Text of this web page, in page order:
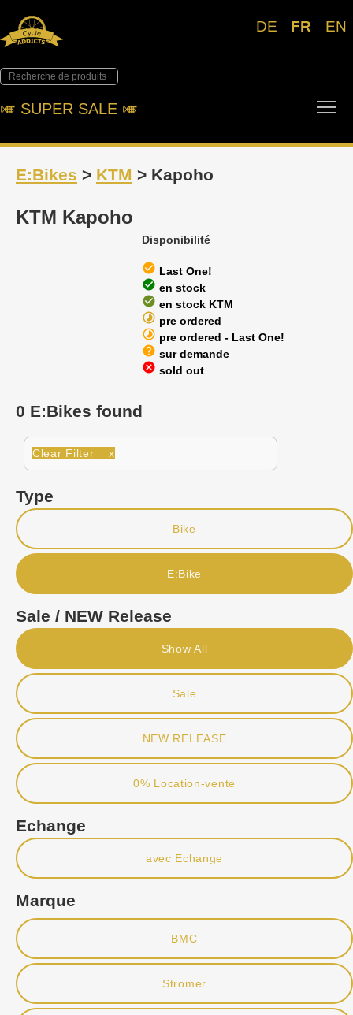
DE FR EN
🎺︎ SUPER SALE 🎺︎
E:Bikes > KTM > Kapoho
KTM Kapoho
Disponibilité
check_circle Last One!
check_circle en stock
check_circle en stock KTM
timelapse pre ordered
timelapse pre ordered - Last One!
help sur demande
cancel sold out
0 E:Bikes found
Clear Filter x
Type
Bike
E:Bike
Sale / NEW Release
Show All
Sale
NEW RELEASE
0% Location-vente
Echange
avec Echange
Marque
BMC
Stromer